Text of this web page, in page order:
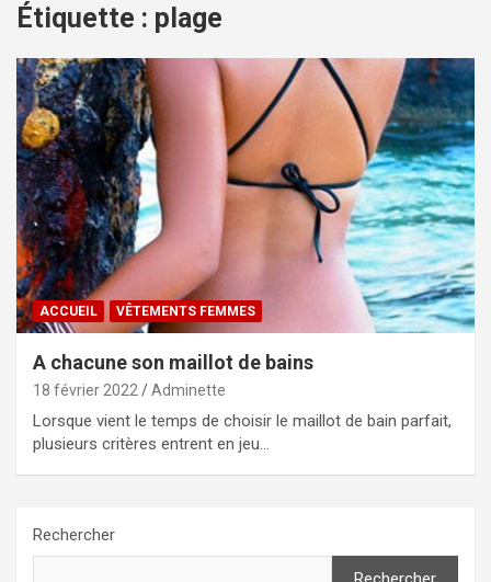
Étiquette : plage
ACCUEIL VÊTEMENTS FEMMES
A chacune son maillot de bains
18 février 2022 Adminette
Lorsque vient le temps de choisir le maillot de bain parfait,
plusieurs critères entrent en jeu…
Rechercher